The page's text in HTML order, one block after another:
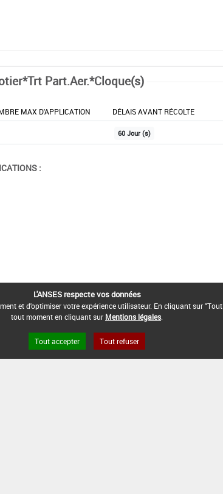
Part.Aer.*Cloque(s)
MAX D'APPLICATION DÉLAIS AVANT RÉCOLTE
60 Jour (s)
:
L'ANSES respecte vos données
et d'optimiser votre expérience utilisateur. En cliquant sur
tout moment en cliquant sur Mentions légales
Tout accepter Tout refuser